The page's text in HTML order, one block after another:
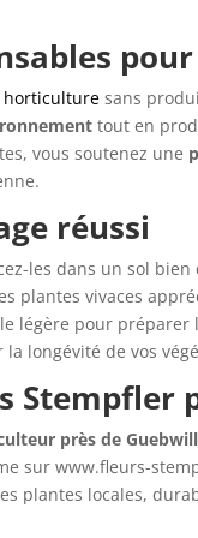
horticulture sans
tout en
vous soutenez une
réussi
les dans un sol bien
plantes vivaces
légère pour préparer
longévité de vos
près de
sur www.fleurs-
plantes locales,